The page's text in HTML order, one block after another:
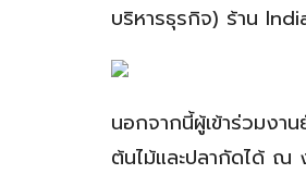
บริหารธุรกิจ) ร้าน
นอกจากนี้ผู้เข้าร่วมงา
ต้นไม้และปลากัดได้ ณ